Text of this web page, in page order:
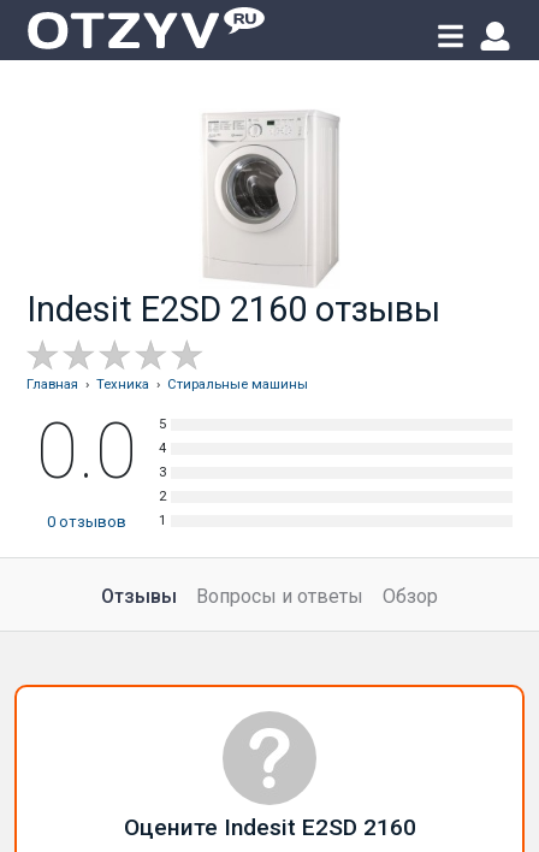
Indesit E2SD 2160 отзывы
Главная ›Техника › Стиральные машины
0.0
0 отзывов
Отзывы Вопросы и ответы Обзор
Оцените Indesit E2SD 2160